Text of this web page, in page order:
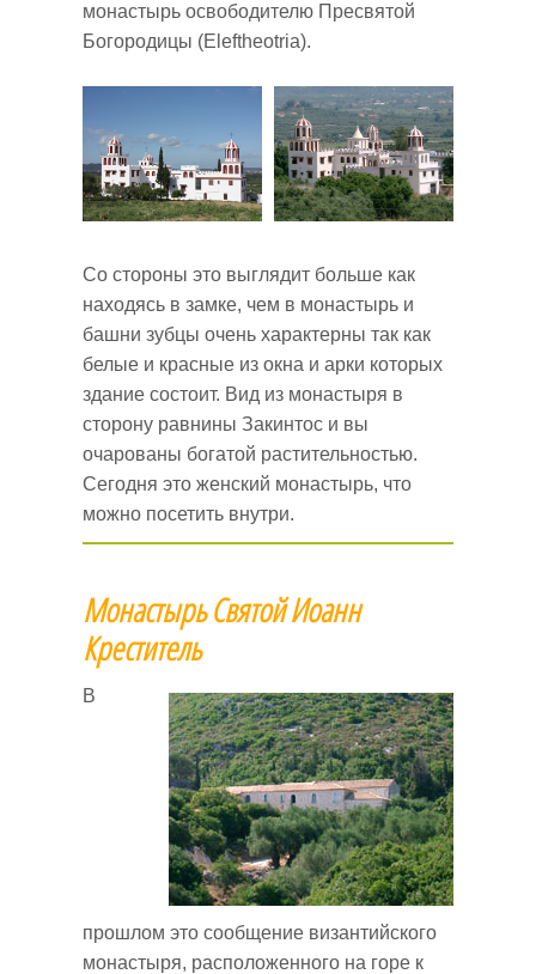
монастырь освободителю Пресвятой
Богородицы (Eleftheotria).
Со стороны это выглядит больше как
находясь в замке, чем в монастырь и
башни зубцы очень характерны так как
белые и красные из окна и арки которых
здание состоит. Вид из монастыря в
сторону равнины Закинтос и вы
очарованы богатой растительностью.
Сегодня это женский монастырь, что
можно посетить внутри.
Монастырь Святой Иоанн
Креститель
В
прошлом это сообщение византийского
монастыря, расположенного на горе к